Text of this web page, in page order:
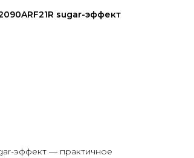
sugar-эффект
эффект — практичное